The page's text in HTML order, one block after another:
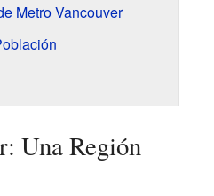
Metro Vancouver
Una Región